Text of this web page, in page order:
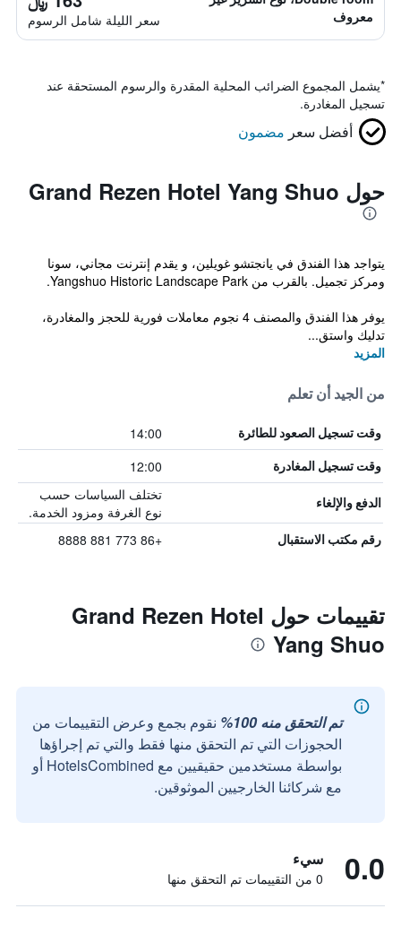
معروف
سعر الليلة شامل الرسوم
*يشمل المجموع الضرائب المحلية المقدرة والرسوم المستحقة عند
تسجيل المغادرة.
أفضل سعر مضمون
حول Grand Rezen Hotel Yang Shuo
يتواجد هذا الفندق في يانجتشو غويلين، و يقدم إنترنت مجاني، سونا
ومركز تجميل. بالقرب من Yangshuo Historic Landscape Park.
يوفر هذا الفندق والمصنف 4 نجوم معاملات فورية للحجز والمغادرة،
تدليك واستق...
المزيد
من الجيد أن تعلم
وقت تسجيل الصعود للطائرة 14:00
وقت تسجيل المغادرة 12:00
الدفع والإلغاء
تختلف السياسات حسب
نوع الغرفة ومزود الخدمة.
رقم مكتب الاستقبال +86 773 881 8888
تقييمات حول Grand Rezen Hotel
Yang Shuo
تم التحقق منه 100%
نقوم بجمع وعرض التقييمات من
الحجوزات التي تم التحقق منها فقط والتي تم إجراؤها
بواسطة مستخدمين حقيقيين مع HotelsCombined أو
مع شركائنا الخارجيين الموثوقين.
0.0 سيء
0 من التقييمات تم التحقق منها